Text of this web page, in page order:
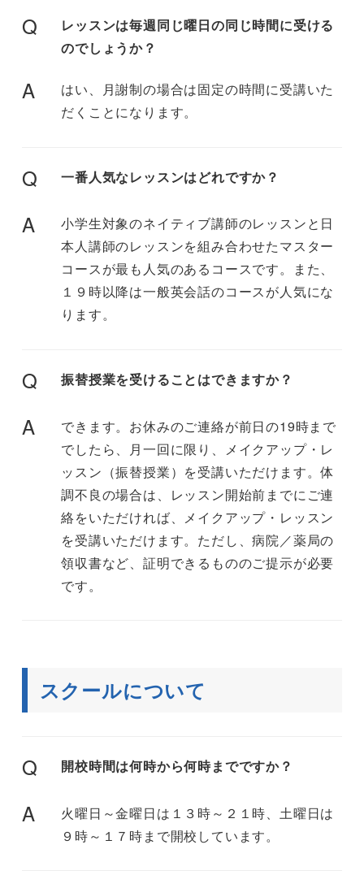
Q
レッスンは毎週同じ曜日の同じ時間に受ける
のでしょうか？
A
はい、月謝制の場合は固定の時間に受講いた
だくことになります。
Q 一番人気なレッスンはどれですか？
A
小学生対象のネイティブ講師のレッスンと日
本人講師のレッスンを組み合わせたマスター
コースが最も人気のあるコースです。また、
１９時以降は一般英会話のコースが人気にな
ります。
Q 振替授業を受けることはできますか？
A
できます。お休みのご連絡が前日の19時まで
でしたら、月一回に限り、メイクアップ・レ
ッスン（振替授業）を受講いただけます。体
調不良の場合は、レッスン開始前までにご連
絡をいただければ、メイクアップ・レッスン
を受講いただけます。ただし、病院／薬局の
領収書など、証明できるもののご提示が必要
です。
スクールについて
Q 開校時間は何時から何時までですか？
A
火曜日～金曜日は１３時～２１時、土曜日は
９時～１７時まで開校しています。